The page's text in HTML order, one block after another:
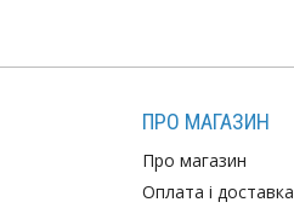
ПРО МАГАЗИН
Про магазин
Оплата і доставка